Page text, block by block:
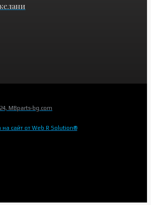
MBparts-bg.com
на сайт от Web R Solution®